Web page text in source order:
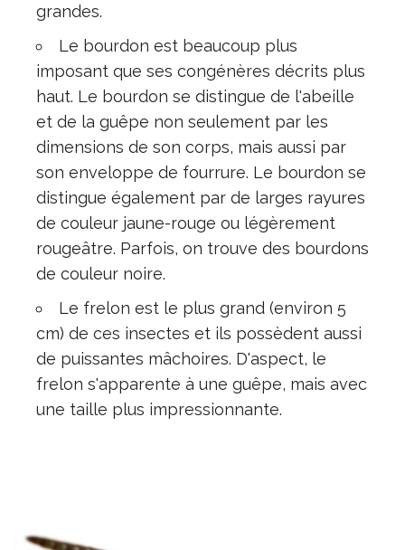
grandes.
Le bourdon est beaucoup plus
imposant que ses congénères décrits plus
haut. Le bourdon se distingue de l'abeille
et de la guêpe non seulement par les
dimensions de son corps, mais aussi par
son enveloppe de fourrure. Le bourdon se
distingue également par de larges rayures
de couleur jaune-rouge ou légèrement
rougeâtre. Parfois, on trouve des bourdons
de couleur noire.
Le frelon est le plus grand (environ 5
cm) de ces insectes et ils possèdent aussi
de puissantes mâchoires. D'aspect, le
frelon s'apparente à une guêpe, mais avec
une taille plus impressionnante.